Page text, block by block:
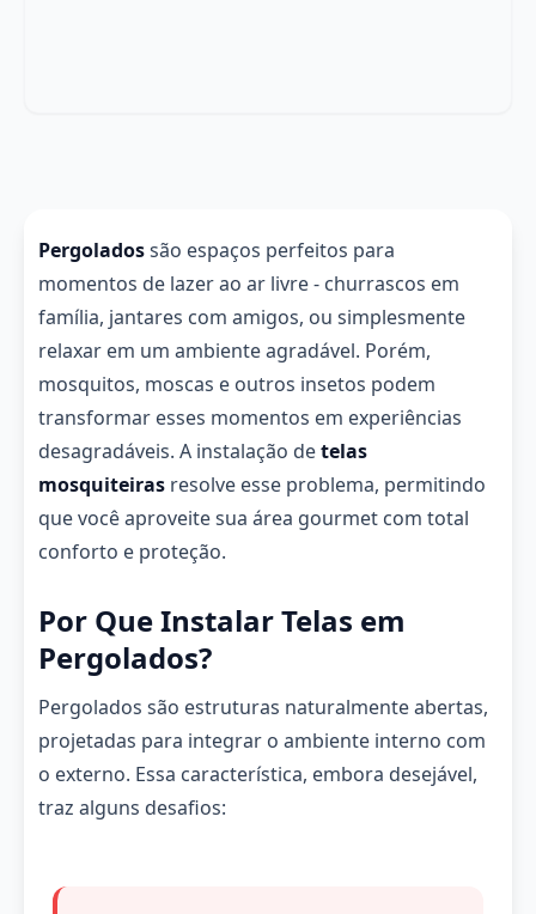
Pergoladossão espaços perfeitos para
momentos de lazer ao ar livre - churrascos em
família, jantares com amigos, ou simplesmente
relaxar em um ambiente agradável. Porém,
mosquitos, moscas e outros insetos podem
transformar esses momentos em experiências
desagradáveis. A instalação detelas
mosquiteiras resolve esse problema, permitindo
que você aproveite sua área gourmet com total
conforto e proteção.
Por Que Instalar Telas em
Pergolados?
Pergolados são estruturas naturalmente abertas,
projetadas para integrar o ambiente interno com
o externo. Essa característica, embora desejável,
traz alguns desafios: